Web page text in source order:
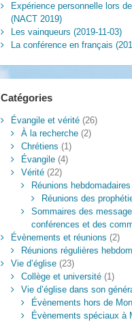
Expérience personnelle lors
(NACT 2019)
Les vainqueurs (2019-11-03)
La conférence en français
Catégories
Évangile et vérité(26)
À la recherche(2)
Chrétiens (1)
Évangile(4)
Vérité(22)
Réunions hebdomadaires
Réunions des
Sommaires des
conférences et des
Évènements et réunions (2)
Réunions régulières
Vie d’église(23)
Collège et université(1)
Vie d’église dans son
Évènements hors de
Évènements spéciaux à